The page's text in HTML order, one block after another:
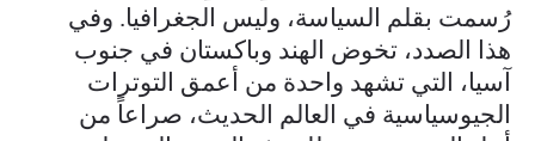
رُسمت بقلم السياسة، وليس الجغرافيا. وفي
هذا الصدد، تخوض الهند وباكستان في جنوب
آسيا، التي تشهد واحدة من أعمق التوترات
الجيوسياسية في العالم الحديث، صراعاً من